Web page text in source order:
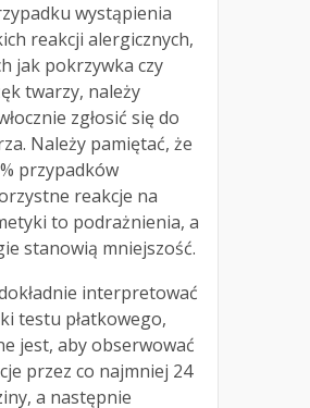
wystąpienia
reakcji alergicznych,
jak pokrzywka czy
twarzy, należy
zgłosić się do
Należy pamiętać, że
przypadków
reakcje na
to podrażnienia, a
stanowią mniejszość.
interpretować
testu płatkowego,
jest, aby obserwować
przez co najmniej 24
a następnie